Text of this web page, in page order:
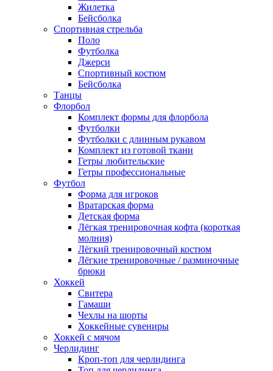
Жилетка
Бейсболка
Спортивная стрельба
Поло
Футболка
Джерси
Спортивный костюм
Бейсболка
Танцы
Флорбол
Комплект формы для флорбола
Футболки
Футболки с длинным рукавом
Комплект из готовой ткани
Гетры любительские
Гетры профессиональные
Футбол
Форма для игроков
Вратарская форма
Детская форма
Лёгкая тренировочная кофта (короткая
молния)
Лёгкий тренировочный костюм
Лёгкие тренировочные / разминочные
брюки
Хоккей
Свитера
Гамаши
Чехлы на шорты
Хоккейные сувениры
Хоккей с мячом
Черлидинг
Кроп-топ для черлидинга